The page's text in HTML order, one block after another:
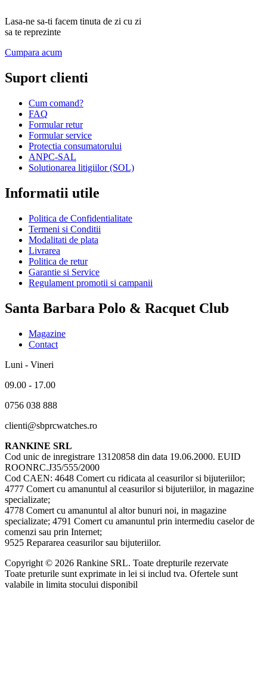
Lasa-ne sa-ti facem tinuta de zi cu zi
sa te reprezinte
Cumpara acum
Suport clienti
Cum comand?
FAQ
Formular retur
Formular service
Protectia consumatorului
ANPC-SAL
Solutionarea litigiilor (SOL)
Informatii utile
Politica de Confidentialitate
Termeni si Conditii
Modalitati de plata
Livrarea
Politica de retur
Garantie si Service
Regulament promotii si campanii
Santa Barbara Polo & Racquet Club
Magazine
Contact
Luni - Vineri
09.00 - 17.00
0756 038 888
clienti@sbprcwatches.ro
RANKINE SRL
Cod unic de inregistrare 13120858 din data 19.06.2000. EUID
ROONRC.J35/555/2000
Cod CAEN: 4648 Comert cu ridicata al ceasurilor si bijuteriilor;
4777 Comert cu amanuntul al ceasurilor si bijuteriilor, in magazine
specializate;
4778 Comert cu amanuntul al altor bunuri noi, in magazine
specializate; 4791 Comert cu amanuntul prin intermediu caselor de
comenzi sau prin Internet;
9525 Repararea ceasurilor sau bijuteriilor.
Copyright © 2026 Rankine SRL. Toate drepturile rezervate
Toate preturile sunt exprimate in lei si includ tva. Ofertele sunt
valabile in limita stocului disponibil